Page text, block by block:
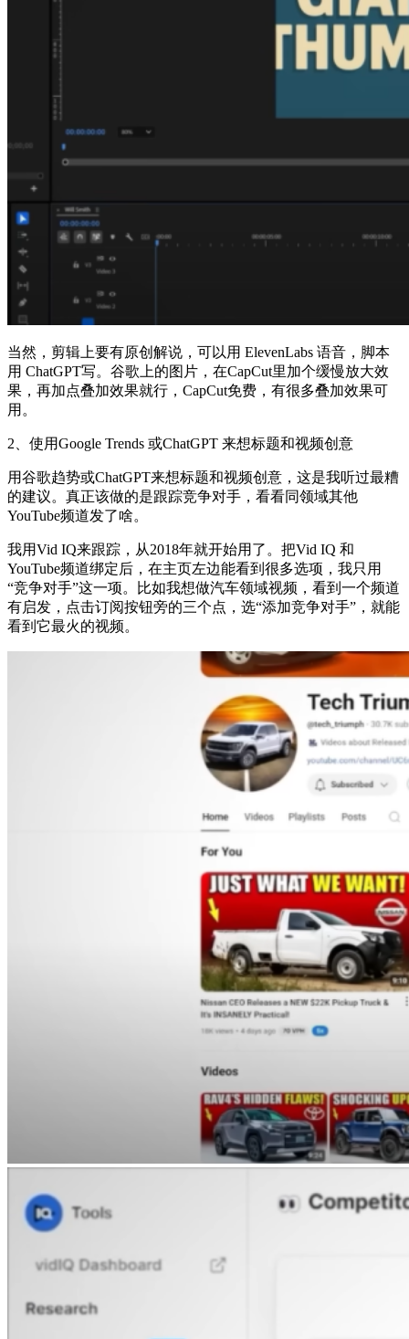
当然，剪辑上要有原创解说，可以用 ElevenLabs 语音，脚本
用 ChatGPT写。谷歌上的图片，在CapCut里加个缓慢放大效
果，再加点叠加效果就行，CapCut免费，有很多叠加效果可
用。
2、使用Google Trends 或ChatGPT 来想标题和视频创意
用谷歌趋势或ChatGPT来想标题和视频创意，这是我听过最糟
的建议。真正该做的是跟踪竞争对手，看看同领域其他
YouTube频道发了啥。
我用Vid IQ来跟踪，从2018年就开始用了。把Vid IQ 和
YouTube频道绑定后，在主页左边能看到很多选项，我只用
“竞争对手”这一项。比如我想做汽车领域视频，看到一个频道
有启发，点击订阅按钮旁的三个点，选“添加竞争对手”，就能
看到它最火的视频。